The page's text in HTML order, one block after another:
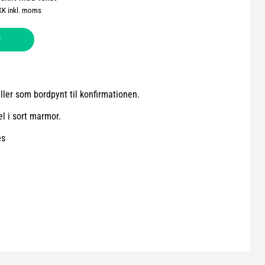
inkl. moms
som bordpynt til konfirmationen.
i sort marmor.